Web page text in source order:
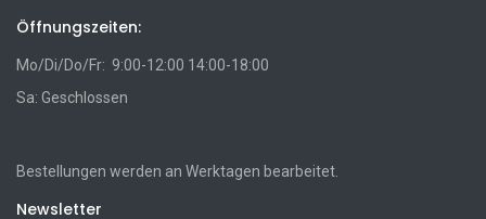
Öffnungszeiten:
Mo/Di/Do/Fr: 9:00-12:00 14:00-18:00
Sa: Geschlossen
Bestellungen werden an Werktagen bearbeitet.
Newsletter